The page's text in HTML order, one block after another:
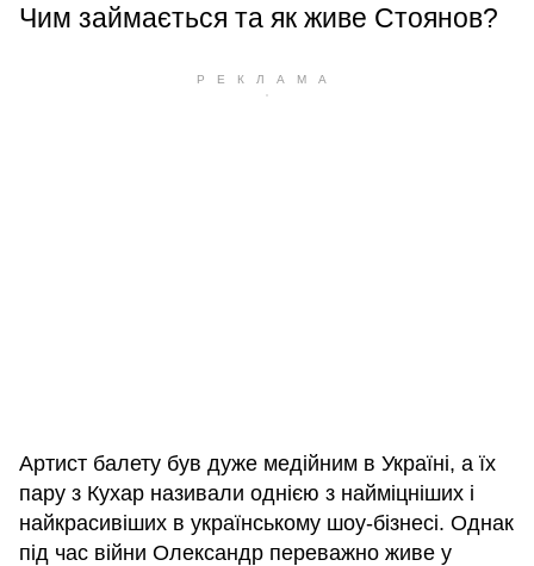
Чим займається та як живе Стоянов?
Артист балету був дуже медійним в Україні, а їх
пару з Кухар називали однією з найміцніших і
найкрасивіших в українському шоу-бізнесі. Однак
під час війни Олександр переважно живе у